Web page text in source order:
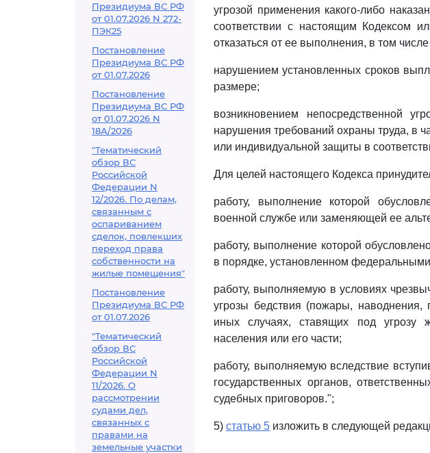
Президиума ВС РФ
от 01.07.2026 N 272-
ПЭК25
Постановление
Президиума ВС РФ
от 01.07.2026
Постановление
Президиума ВС РФ
от 01.07.2026 N
18А/2026
"Тематический
обзор ВС
Российской
Федерации N
12/2026. По делам,
связанным с
оспариванием
сделок, повлекших
переход права
собственности на
жилые помещения"
Постановление
Президиума ВС РФ
от 01.07.2026
"Тематический
обзор ВС
Российской
Федерации N
11/2026. О
рассмотрении
судами дел,
связанных с
правами на
земельные участки
угрозой применения какого-либо
соответствии с настоящим Кодексом
отказаться от ее выполнения, в том числе
нарушением установленных сроков
размере;
возникновением непосредственной
нарушения требований охраны труда, в
или индивидуальной защиты в
Для целей настоящего Кодекса
работу, выполнение которой
военной службе или заменяющей ее
работу, выполнение которой
в порядке, установленном
работу, выполняемую в условиях
угрозы бедствия (пожары, наводнения,
иных случаях, ставящих под угрозу
населения или его части;
работу, выполняемую вследствие
государственных органов,
судебных приговоров.";
5) статью 5 изложить в следующей